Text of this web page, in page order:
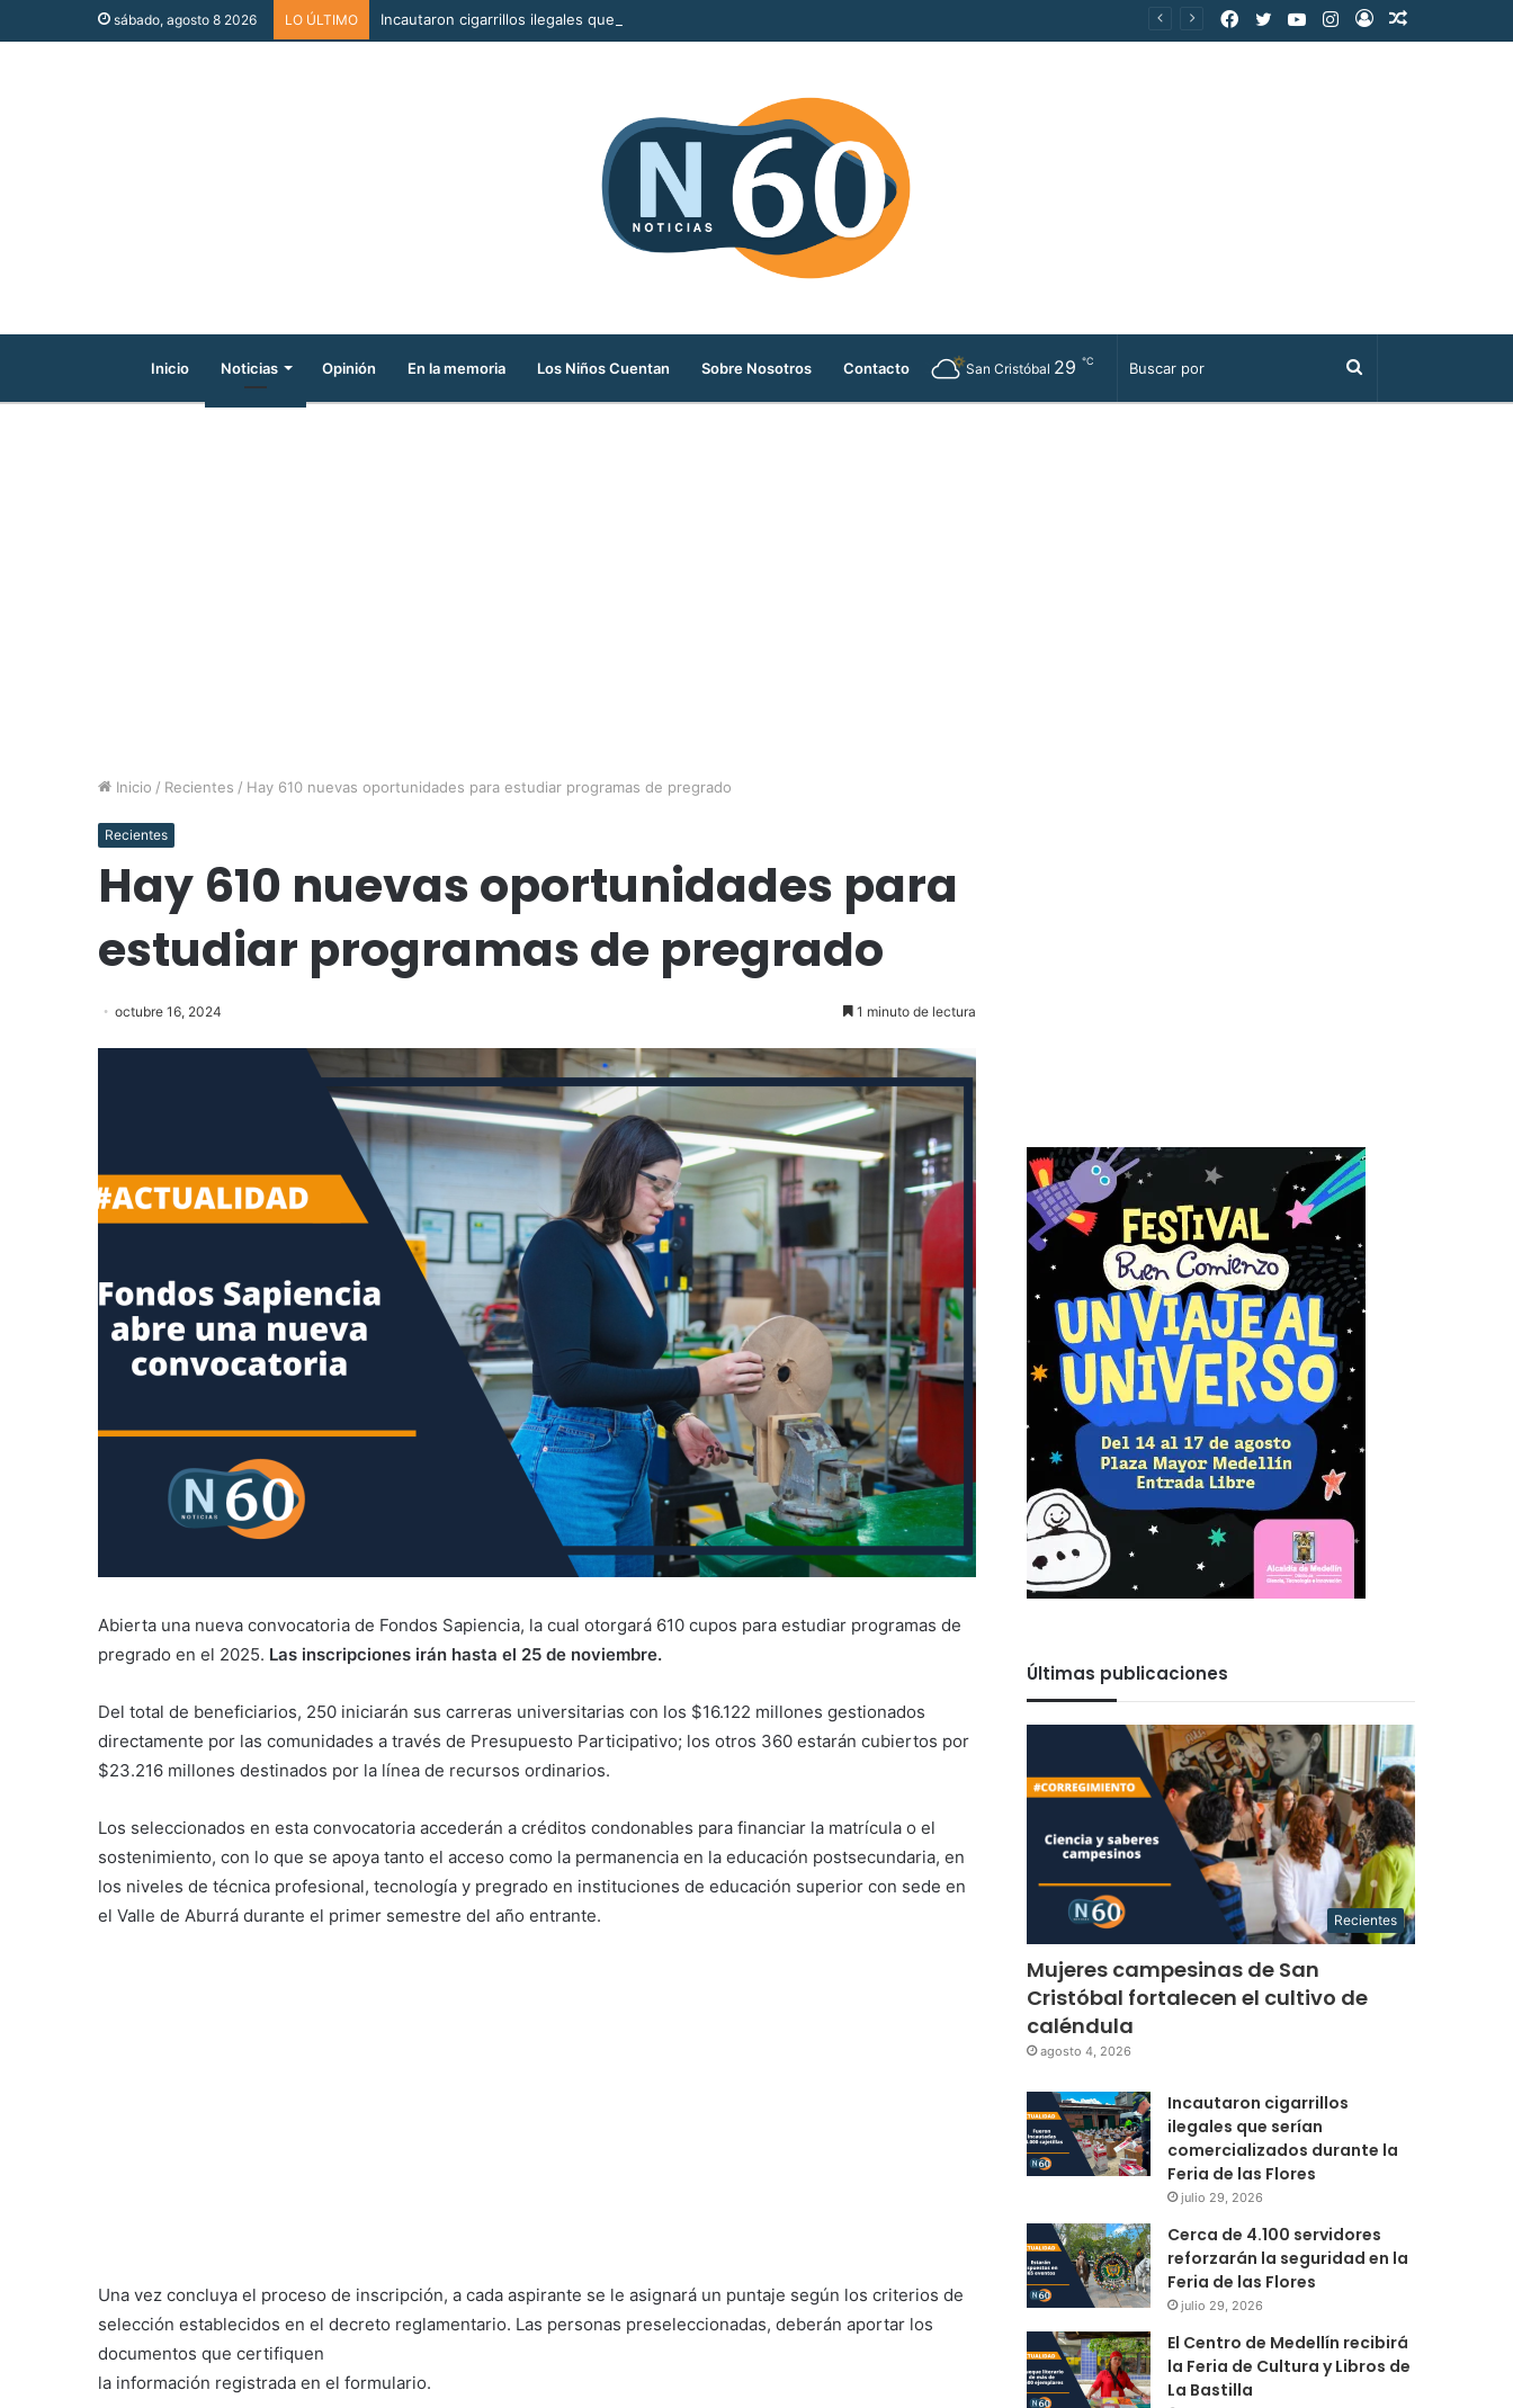
sábado, agosto 8 2026 LO ÚLTIMO Incautaron cigarrillos ilegales que serían comercializados durante la Feria de las Flores
Publicación
Acceso
Instagram
YouTube
Twitter
Facebook
Inicio Noticias Opinión En la memoria Los Niños Cuentan Sobre Nosotros Contacto Buscar
San Cristóbal 29 ℃
Inicio / Recientes / Hay 610 nuevas oportunidades para estudiar programas de pregrado
Recientes
Hay 610 nuevas oportunidades para
estudiar programas de pregrado
octubre 16, 2024 1 minuto de lectura
Abierta una nueva convocatoria de Fondos Sapiencia, la cual otorgará 610 cupos para estudiar programas de
pregrado en el 2025. Las inscripciones irán hasta el 25 de noviembre.
Del total de beneficiarios, 250 iniciarán sus carreras universitarias con los $16.122 millones gestionados
directamente por las comunidades a través de Presupuesto Participativo; los otros 360 estarán cubiertos por
$23.216 millones destinados por la línea de recursos ordinarios.
Los seleccionados en esta convocatoria accederán a créditos condonables para financiar la matrícula o el
sostenimiento, con lo que se apoya tanto el acceso como la permanencia en la educación postsecundaria, en
los niveles de técnica profesional, tecnología y pregrado en instituciones de educación superior con sede en
el Valle de Aburrá durante el primer semestre del año entrante.
Una vez concluya el proceso de inscripción, a cada aspirante se le asignará un puntaje según los criterios de
selección establecidos en el decreto reglamentario. Las personas preseleccionadas, deberán aportar los
documentos que certifiquen
la información registrada en el formulario.
Últimas publicaciones
Recientes
Mujeres campesinas de San
Cristóbal fortalecen el cultivo de
caléndula
agosto 4, 2026
Incautaron cigarrillos
ilegales que serían
comercializados durante la
Feria de las Flores
julio 29, 2026
Cerca de 4.100 servidores
reforzarán la seguridad en la
Feria de las Flores
julio 29, 2026
El Centro de Medellín recibirá
la Feria de Cultura y Libros de
La Bastilla